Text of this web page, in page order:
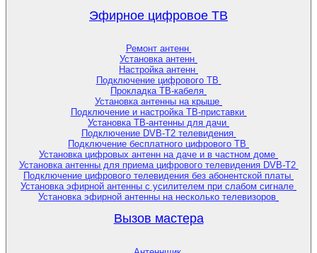
Эфирное цифровое ТВ
Ремонт антенн
Установка антенн
Настройка антенн
Подключение цифрового ТВ
Прокладка ТВ-кабеля
Установка антенны на крыше
Подключение и настройка ТВ-приставки
Установка ТВ-антенны для дачи
Подключение DVB-T2 телевидения
Подключение бесплатного цифрового ТВ
Установка цифровых антенн на даче и в частном доме
Установка антенны для приема цифрового телевидения DVB-T2
Подключение цифрового телевидения без абонентской платы
Установка эфирной антенны с усилителем при слабом сигнале
Установка эфирной антенны на несколько телевизоров
Вызов мастера